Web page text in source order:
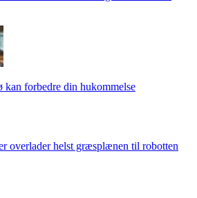
kan forbedre din hukommelse
overlader helst græsplænen til robotten